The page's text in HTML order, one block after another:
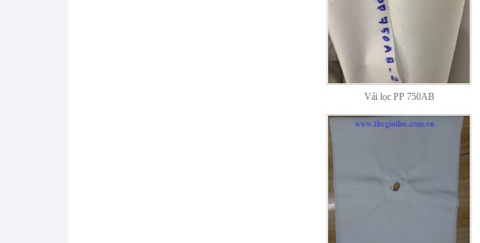
Vải lọc PP 750AB